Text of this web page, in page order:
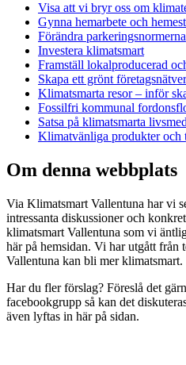
Visa att vi bryr oss om
Gynna hemarbete och
Förändra parkeringsnormerna
Investera klimatsmart
Framställ lokalproducerad
Skapa ett grönt
Klimatsmarta resor – inför
Fossilfri kommunal
Satsa på klimatsmarta
Klimatvänliga produkter och
Om denna webbplats
Via Klimatsmart Vallentuna har vi
intressanta diskussioner och
klimatsmart Vallentuna som vi
här på hemsidan. Vi har utgått från
Vallentuna kan bli mer klimatsmart.
Har du fler förslag? Föreslå det
facebookgrupp så kan det
även lyftas in här på sidan.